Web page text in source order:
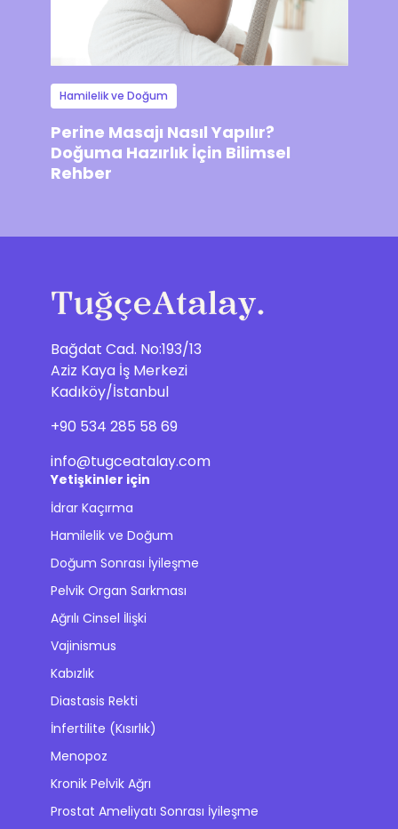
Hamilelik ve Doğum
Perine Masajı Nasıl Yapılır?
Doğuma Hazırlık İçin Bilimsel
Rehber
Bağdat Cad. No:193/13
Aziz Kaya İş Merkezi
Kadıköy/İstanbul
+90 534 285 58 69
info@tugceatalay.com
Yetişkinler için
İdrar Kaçırma
Hamilelik ve Doğum
Doğum Sonrası İyileşme
Pelvik Organ Sarkması
Ağrılı Cinsel İlişki
Vajinismus
Kabızlık
Diastasis Rekti
İnfertilite (Kısırlık)
Menopoz
Kronik Pelvik Ağrı
Prostat Ameliyatı Sonrası İyileşme